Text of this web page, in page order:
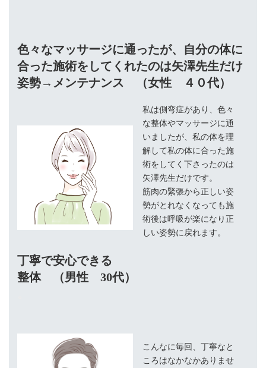
色々なマッサージに通ったが、自分の体に
合った施術をしてくれたのは矢澤先生だけ
姿勢→メンテナンス （女性 ４０代）
私は側弯症があり、色々
な整体やマッサージに通
いましたが、私の体を理
解して私の体に合った施
術をしてく下さったのは
矢澤先生だけです。
筋肉の緊張から正しい姿
勢がとれなくなっても施
術後は呼吸が楽になり正
しい姿勢に戻れます。
丁寧で安心できる
整体 （男性 30代）
こんなに毎回、丁寧なと
ころはなかなかありませ